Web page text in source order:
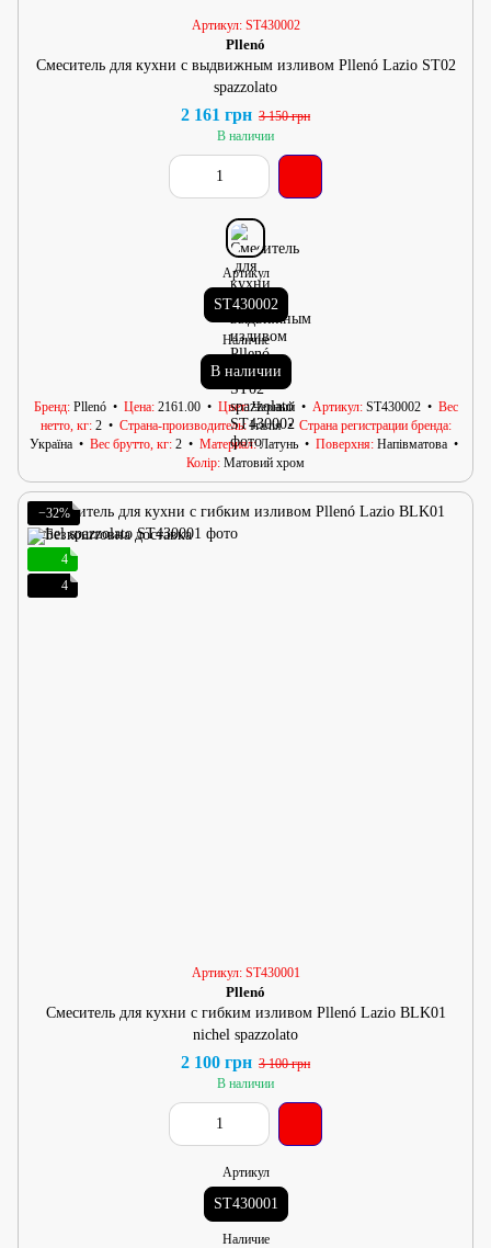
Артикул: ST430002
Pllenó
Смеситель для кухни с выдвижным изливом Pllenó Lazio ST02
spazzolato
2 161 грн 3 150 грн
В наличии
Артикул
ST430002
Наличие
В наличии
Бренд Pllenó Цена 2161.00 Цвет Черный Артикул ST430002
Вес
нетто, кг 2 Страна-производитель Італія
Страна регистрации бренда
Україна
Вес брутто, кг 2 Материал Латунь Поверхня Напівматова
Колір Матовий хром
−32%
4
4
Артикул: ST430001
Pllenó
Смеситель для кухни с гибким изливом Pllenó Lazio BLK01
nichel spazzolato
2 100 грн 3 100 грн
В наличии
Артикул
ST430001
Наличие